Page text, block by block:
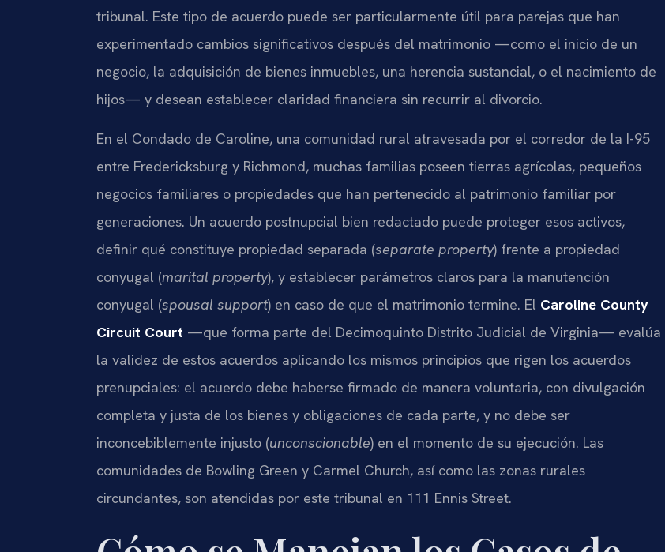
tribunal. Este tipo de acuerdo puede ser particularmente útil para parejas que han
experimentado cambios significativos después del matrimonio —como el inicio de un
negocio, la adquisición de bienes inmuebles, una herencia sustancial, o el nacimiento de
hijos— y desean establecer claridad financiera sin recurrir al divorcio.
En el Condado de Caroline, una comunidad rural atravesada por el corredor de la I-95
entre Fredericksburg y Richmond, muchas familias poseen tierras agrícolas, pequeños
negocios familiares o propiedades que han pertenecido al patrimonio familiar por
generaciones. Un acuerdo postnupcial bien redactado puede proteger esos activos,
definir qué constituye propiedad separada (separate property) frente a propiedad
conyugal (marital property), y establecer parámetros claros para la manutención
conyugal (spousal support) en caso de que el matrimonio termine. El Caroline County
Circuit Court —que forma parte del Decimoquinto Distrito Judicial de Virginia— evalúa
la validez de estos acuerdos aplicando los mismos principios que rigen los acuerdos
prenupciales: el acuerdo debe haberse firmado de manera voluntaria, con divulgación
completa y justa de los bienes y obligaciones de cada parte, y no debe ser
inconcebiblemente injusto (unconscionable) en el momento de su ejecución. Las
comunidades de Bowling Green y Carmel Church, así como las zonas rurales
circundantes, son atendidas por este tribunal en 111 Ennis Street.